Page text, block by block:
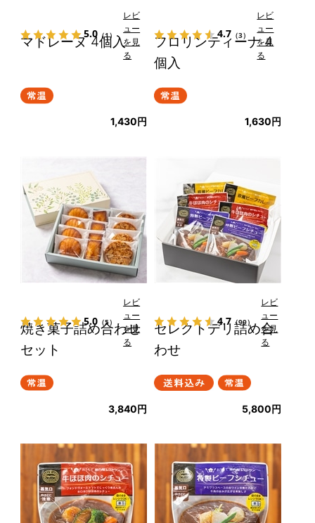
マドレーヌ 4個入
5.0 （1）
レビ
ュー
を見
る
1,430円
フロリンティーナ 4
個入
4.7 （3）
レビ
ュー
を見
る
1,630円
焼き菓子詰め合わせ
セット
5.0 （5）
レビ
ュー
を見
る
3,840円
セレクトデリ詰め合
わせ
4.7 （99）
レビ
ュー
を見
る
5,800円